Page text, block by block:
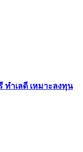
ทำเลดี เหมาะลงทุน